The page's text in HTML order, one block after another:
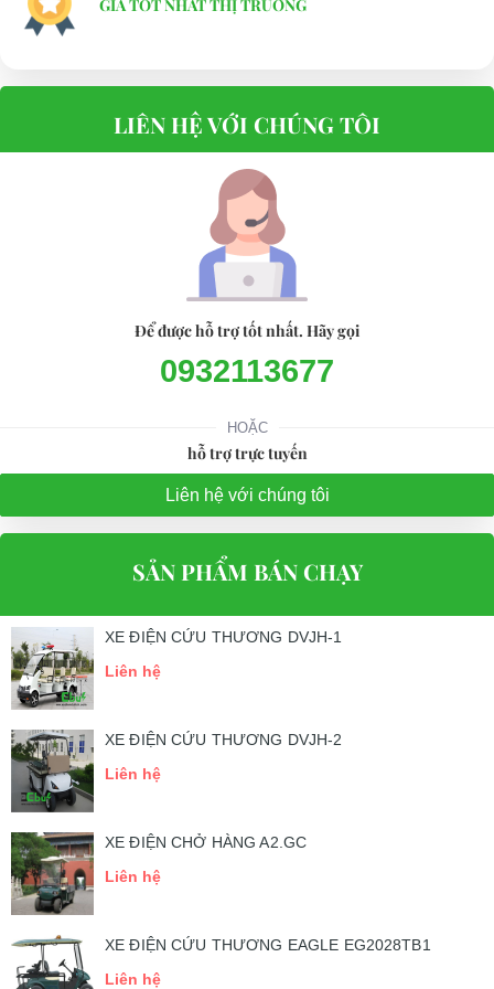
GIÁ TỐT NHẤT THỊ TRƯỜNG
LIÊN HỆ VỚI CHÚNG TÔI
Để được hỗ trợ tốt nhất. Hãy gọi
0932113677
HOẶC
hỗ trợ trực tuyến
Liên hệ với chúng tôi
SẢN PHẨM BÁN CHẠY
XE ĐIỆN CỨU THƯƠNG DVJH-1
Liên hệ
XE ĐIỆN CỨU THƯƠNG DVJH-2
Liên hệ
XE ĐIỆN CHỞ HÀNG A2.GC
Liên hệ
XE ĐIỆN CỨU THƯƠNG EAGLE EG2028TB1
Liên hệ